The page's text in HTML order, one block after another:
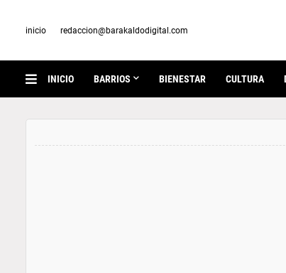
inicio redaccion@barakaldodigital.com
INICIO BARRIOS BIENESTAR CULTURA